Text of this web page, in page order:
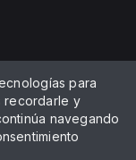
para
recordarle y
navegando